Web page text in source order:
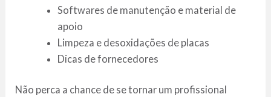
Softwares de manutenção e material de
apoio
Limpeza e desoxidações de placas
Dicas de fornecedores
Não perca a chance de se tornar um profissional